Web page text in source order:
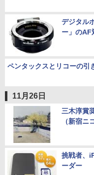
デジタル
ー」のAF
ペンタックスとリコーの引
11月26日
三木淳賞
（新宿ニ
挑戦者、
ーダー